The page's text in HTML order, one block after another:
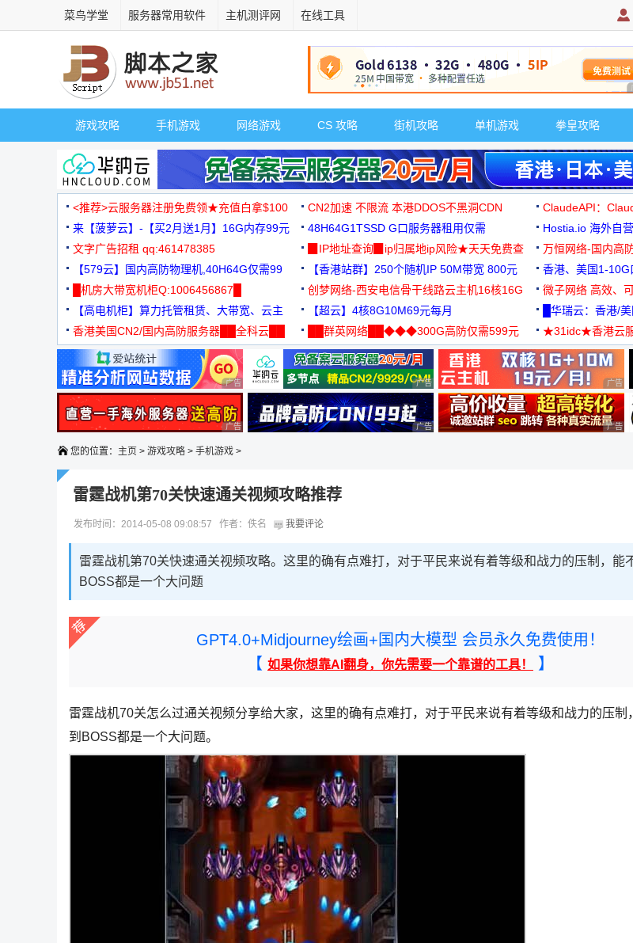
菜鸟学堂 服务器常用软件 主机测评网 在线工具
游戏攻略 手机游戏 网络游戏 CS 攻略 街机攻略 单机游戏 拳皇攻略
<推荐>云服务器注册免费领★充值白拿$100 CN2加速 不限流 本港DDOS不黑洞CDN ClaudeAPI：
来【菠萝云】-【买2月送1月】16G内存99元
48H64G1TSSD G口服务器租用仅需
3000+可免费测试
Hostia.io 海外自
文字广告招租 qq:461478385
▉IP地址查询▉ip归属地ip风险★天天免费查
万恒网络-国内高
99元/月起
【579云】国内高防物理机,40H64G仅需99
元
【香港站群】250个随机IP 50M带宽 800元 香港、美国1-
█机房大带宽机柜Q:1006456867█
创梦网络-西安电信骨干线路云主机16核16G
88元/月
微子网络 高效、
【高电机柜】算力托管租赁、大带宽、云主
机
【超云】4核8G10M69元每月 █华瑞云：香港/
香港美国CN2/国内高防服务器██全科云██
██群英网络██◆◆◆300G高防仅需599元
◆◆◆
★31idc★香港云
用◆
广告 商业广告，理性选择 广告 商业广告，理性选择 广告
广告 商业广告，理性选择 广告 商业广告，理性选择 广告
您的位置： 主页 > 游戏攻略 > 手机游戏 >
雷霆战机第70关快速通关视频攻略推荐
发布时间：2014-05-08 09:08:57 作者：佚名 我要评论
雷霆战机第70关快速通关视频攻略。这里的确有点难打，对于平民来说有着等级和战力的压制，能
BOSS都是一个大问题
GPT4.0+Midjourney绘画+国内大模型 会员永久免费使用！
【 如果你想靠AI翻身，你先需要一个靠谱的工具！ 】
雷霆战机70关怎么过通关视频分享给大家，这里的确有点难打，对于平民来说有着等级和战力的压制
到BOSS都是一个大问题。